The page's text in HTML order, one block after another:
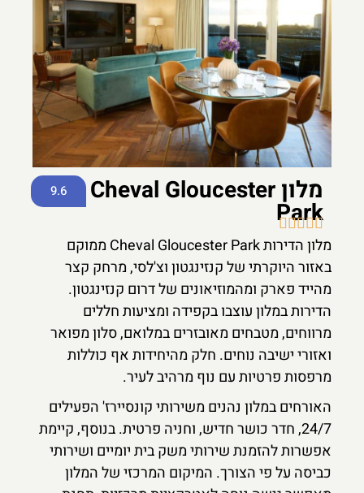
מלון Cheval Gloucester
Park
9.6





מלון הדירות Cheval Gloucester Park ממוקם
באזור היוקרתי של קנזינגטון וצ'לסי, מרחק קצר
מהייד פארק ומהמוזיאונים של דרום קנזינגטון.
הדירות במלון עוצבו בקפידה ומציעות חללים
מרווחים, מטבחים מאובזרים במלואם, סלון מפואר
ואזורי ישיבה נוחים. חלק מהיחידות אף כוללות
מרפסות פרטיות עם נוף מרהיב לעיר.
האורחים במלון נהנים משירותי קונסיירז' הפעילים
24/7, חדר כושר חדיש, וחניה פרטית. בנוסף, קיימת
אפשרות להזמנת שירותי משק בית יומיים ושירותי
כביסה על פי הצורך. המיקום המרכזי של המלון